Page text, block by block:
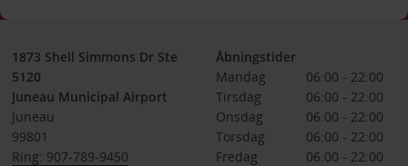
1873 Shell Simmons Dr Ste
5120
Juneau Municipal Airport
Juneau
99801
Ring: 907-789-9450
Åbningstider
Mandag
06:00 - 22:00
Tirsdag
06:00 - 22:00
Onsdag
06:00 - 22:00
Torsdag
06:00 - 22:00
Fredag
06:00 - 22:00